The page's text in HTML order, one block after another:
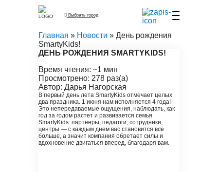
Выбрать город
Главная » Новости » День рождения
SmartyKids!
ДЕНЬ РОЖДЕНИЯ SMARTYKIDS!
Время чтения: ~1 мин
Просмотрено: 278 раз(а)
Автор: Дарья Нагорская
В первый день лета SmartyKids отмечает целых
два праздника. 1 июня нам исполняется 4 года!
Это непередаваемые ощущения, наблюдать, как
год за годом растет и развивается семья
SmartyKids: партнеры, педагоги, сотрудники,
центры — с каждым днем вас становится все
больше, а значит компания обретает силы и
вдохновение двигаться вперед, благодаря вам.